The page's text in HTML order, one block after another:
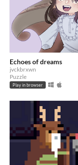
Echoes of dreams
jvckbrxwn
Puzzle
Play in browser